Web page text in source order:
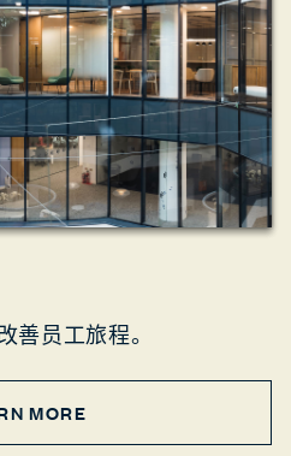
善员工旅程。
MORE